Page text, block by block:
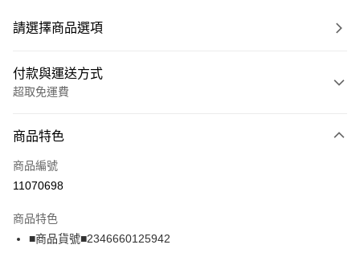
請選擇商品選項
付款與運送方式
超取免運費
信用卡一次付款
超商取貨付款
Apple Pay
商品特色
商品編號
11070698
商品特色
■商品貨號■2346660125942